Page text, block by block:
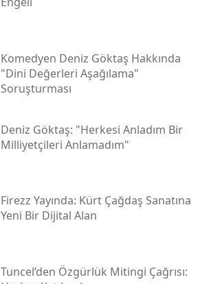
Komedyen Deniz Göktaş Hakkında
"dini Değerleri Aşağılama"
Soruşturması
Deniz Göktaş: "herkesi Anladım Bir
Milliyetçileri Anlamadım"
Firezz Yayında: Kürt Çağdaş Sanatına
Yeni Bir Dijital Alan
Tuncel’den Özgürlük Mitingi Çağrısı: